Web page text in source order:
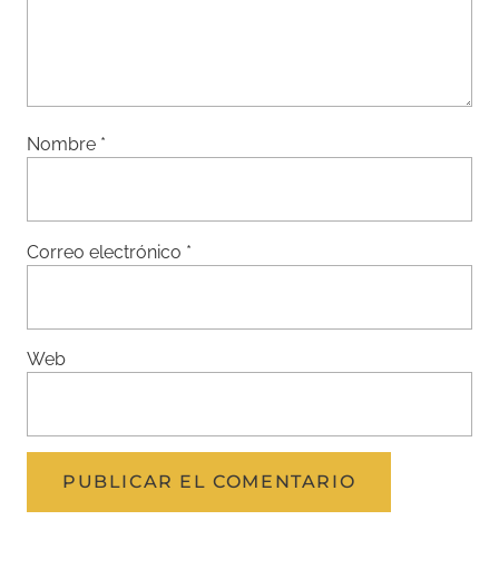
Nombre *
Correo electrónico *
Web